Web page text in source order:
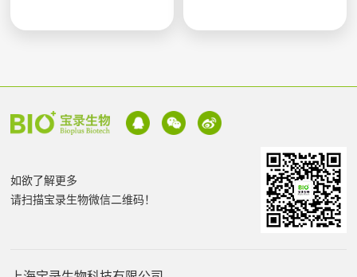
如欲了解更多
请扫描宝录生物微信二维码！